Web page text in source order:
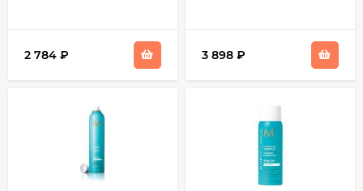
2 784 ₽ 3 898 ₽